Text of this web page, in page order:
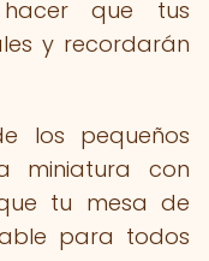
que tus
y recordarán
los pequeños
miniatura con
tu mesa de
para todos